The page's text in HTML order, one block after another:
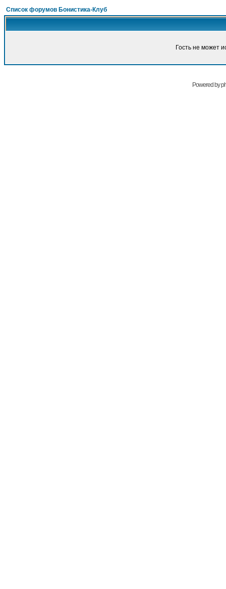
Список форумов Бонистика-Клуб
Гость не может
Powered by